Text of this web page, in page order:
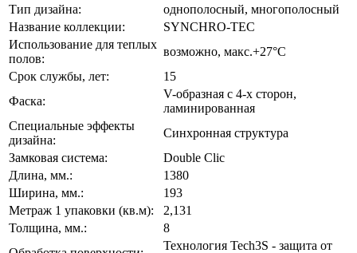
Тип дизайна:
однополосный, многополосный
Название коллекции:
SYNCHRO-TEC
Использование для теплых
полов:
возможно, макс.+27°С
Срок службы, лет:
15
Фаска:
V-образная с 4-х сторон,
ламинированная
Специальные эффекты
дизайна:
Синхронная структура
Замковая система:
Double Clic
Длина, мм.:
1380
Ширина, мм.:
193
Метраж 1 упаковки (кв.м):
2,131
Толщина, мм.:
8
Технология Tech3S - защита от